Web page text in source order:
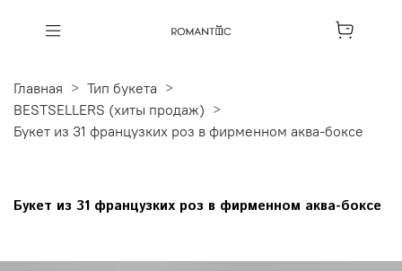
Главная
Тип букета
BESTSELLERS (хиты продаж)
Букет из 31 французких роз в фирменном аква-боксе
Букет из 31 французких роз в фирменном аква-боксе